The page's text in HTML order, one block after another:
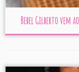
Bebel Gilberto vem